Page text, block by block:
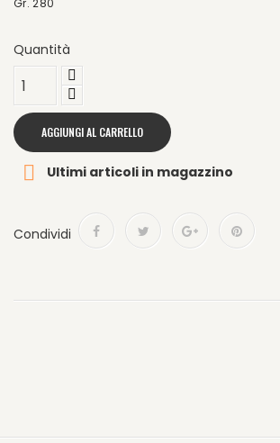
Gr. 280
Quantità
AGGIUNGI AL CARRELLO
 Ultimi articoli in magazzino
Condividi